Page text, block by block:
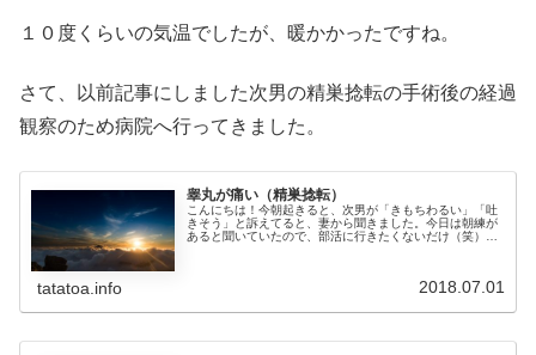
１０度くらいの気温でしたが、暖かかったですね。
さて、以前記事にしました次男の精巣捻転の手術後の経過
観察のため病院へ行ってきました。
睾丸が痛い（精巣捻転）
こんにちは！今朝起きると、次男が「きもちわるい」「吐
きそう」と訴えてると、妻から聞きました。今日は朝練が
あると聞いていたので、部活に行きたくないだけ（笑）か
tatatoa.info 2018.07.01